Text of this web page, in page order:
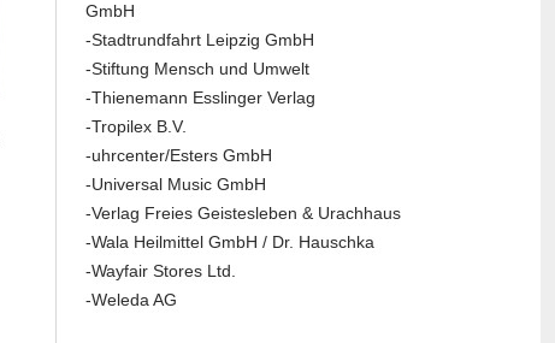
GmbH
-Stadtrundfahrt Leipzig GmbH
-Stiftung Mensch und Umwelt
-Thienemann Esslinger Verlag
-Tropilex B.V.
-uhrcenter/Esters GmbH
-Universal Music GmbH
-Verlag Freies Geistesleben & Urachhaus
-Wala Heilmittel GmbH / Dr. Hauschka
-Wayfair Stores Ltd.
-Weleda AG